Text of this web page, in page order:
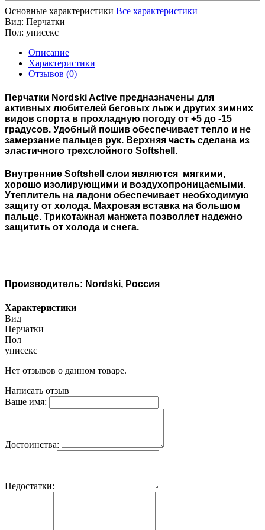
Основные характеристики Все характеристики
Вид: Перчатки
Пол: унисекс
Описание
Характеристики
Отзывов (0)
Перчатки Nordski Active предназначены для
активных любителей беговых лыж и других зимних
видов спорта в прохладную погоду от +5 до -15
градусов. Удобный пошив обеспечивает тепло и не
замерзание пальцев рук. Верхняя часть сделана из
эластичного трехслойного Softshell.
Внутренние Softshell слои являются мягкими,
хорошо изолирующими и воздухопроницаемыми.
Утеплитель на ладони обеспечивает необходимую
защиту от холода. Махровая вставка на большом
пальце. Трикотажная манжета позволяет надежно
защитить от холода и снега.
Производитель: Nordski, Россия
Характеристики
Вид
Перчатки
Пол
унисекс
Нет отзывов о данном товаре.
Написать отзыв
Ваше имя:
Достоинства:
Недостатки: